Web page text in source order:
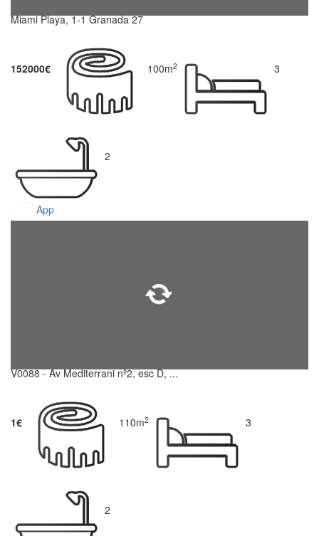
Miami Playa, 1-1 Granada 27
152000€ 100m2 3
2
App
V0088 - Av Mediterrani nº2, esc D, ...
1€ 110m2 3
2